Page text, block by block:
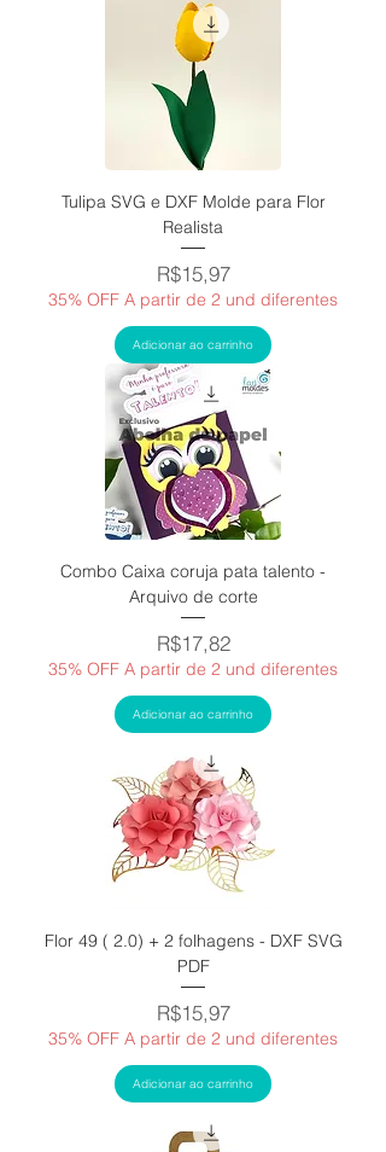
Tulipa SVG e DXF Molde para Flor
Realista
Price
R$15,97
35% OFF A partir de 2 und diferentes
Adicionar ao carrinho
Combo Caixa coruja pata talento -
Arquivo de corte
Price
R$17,82
35% OFF A partir de 2 und diferentes
Adicionar ao carrinho
Flor 49 ( 2.0) + 2 folhagens - DXF SVG
PDF
Price
R$15,97
35% OFF A partir de 2 und diferentes
Adicionar ao carrinho